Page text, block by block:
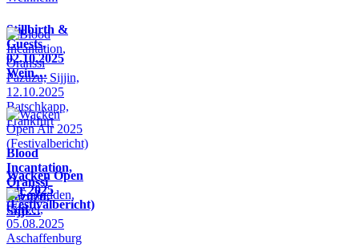
Stillbirth &
Guests,
02.10.2025
Wein…
Blood
Incantation,
Oranssi
Pazuzu,
Sijji…
Wacken Open
Air 2025
(Festivalbericht)